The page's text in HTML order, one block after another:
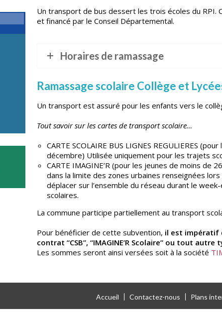
Un transport de bus dessert les trois écoles du RPI.
et financé par le Conseil Départemental.
Horaires de ramassage
Ramassage scolaire Collège et
Un transport est assuré pour les enfants vers le
Tout savoir sur les cartes de transport scolaire…
CARTE SCOLAIRE BUS LIGNES REGULIERES
décembre) Utilisée uniquement pour les trajets
CARTE IMAGINE’R (pour les jeunes de moins de
dans la limite des zones urbaines renseignées
déplacer sur l’ensemble du réseau durant le
scolaires.
La commune participe partiellement au transport
Pour bénéficier de cette subvention, il est impératif
contrat “CSB”, “IMAGINE’R Scolaire” ou tout
Les sommes seront ainsi versées soit à la société
Accueil Contactez-nous Plans